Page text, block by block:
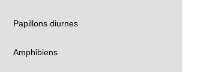
Papillons diurnes
Amphibiens